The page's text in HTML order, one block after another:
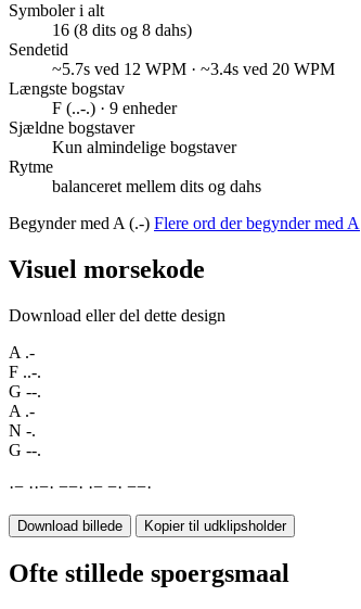
Symboler i alt
16 (8 dits og 8 dahs)
Sendetid
~5.7s ved 12 WPM · ~3.4s ved 20 WPM
Længste bogstav
F (..-.) · 9 enheder
Sjældne bogstaver
Kun almindelige bogstaver
Rytme
balanceret mellem dits og dahs
Begynder med A (.-) Flere ord der begynder med A
Visuel morsekode
Download eller del dette design
A .-
F ..-.
G --.
A .-
N -.
G --.
·− ··−· −−· ·− −· −−·
Download billede Kopier til udklipsholder
Ofte stillede spoergsmaal